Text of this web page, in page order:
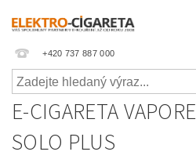
+420 737 887 000
E-CIGARETA
SOLO PLUS